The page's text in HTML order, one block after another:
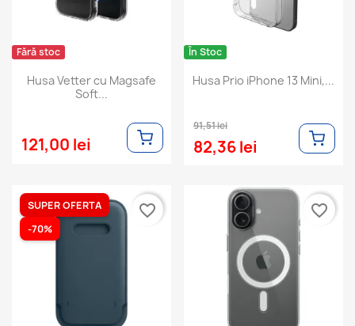
Fără stoc
Husa Vetter cu Magsafe
Soft...
121,00 lei
În Stoc
Husa Prio iPhone 13 Mini,...
91,51 lei
82,36 lei
SUPER OFERTA
-70%
favorite_border favorite_border